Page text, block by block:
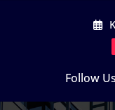
Follow Us